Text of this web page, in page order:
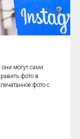
они могут сами
фото в
фото с